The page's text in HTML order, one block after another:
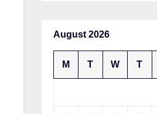
August 2026
M T W T